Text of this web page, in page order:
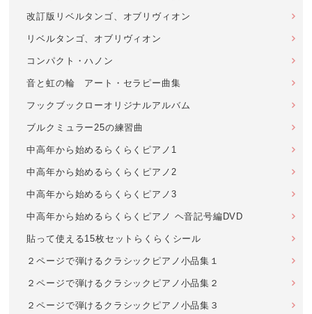
改訂版リベルタンゴ、オブリヴィオン
リベルタンゴ、オブリヴィオン
コンパクト・ハノン
音と虹の輪 アート・セラピー曲集
フックブックローオリジナルアルバム
ブルクミュラー25の練習曲
中高年から始めるらくらくピアノ1
中高年から始めるらくらくピアノ2
中高年から始めるらくらくピアノ3
中高年から始めるらくらくピアノ ヘ音記号編DVD
貼って使える15枚セットらくらくシール
２ページで弾けるクラシックピアノ小品集１
２ページで弾けるクラシックピアノ小品集２
２ページで弾けるクラシックピアノ小品集３